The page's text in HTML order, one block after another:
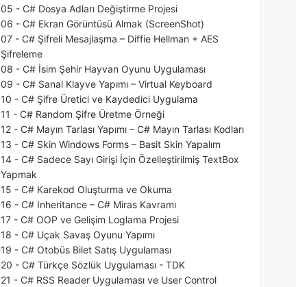
05 - C# Dosya Adları Değiştirme Projesi
06 - C# Ekran Görüntüsü Almak (ScreenShot)
07 - C# Şifreli Mesajlaşma – Diffie Hellman + AES
Şifreleme
08 - C# İsim Şehir Hayvan Oyunu Uygulaması
09 - C# Sanal Klayve Yapımı – Virtual Keyboard
10 - C# Şifre Üretici ve Kaydedici Uygulama
11 - C# Random Şifre Üretme Örneği
12 - C# Mayın Tarlası Yapımı – C# Mayın Tarlası Kodları
13 - C# Skin Windows Forms – Basit Skin Yapalım
14 - C# Sadece Sayı Girişi İçin Özelleştirilmiş TextBox
Yapmak
15 - C# Karekod Oluşturma ve Okuma
16 - C# Inheritance – C# Miras Kavramı
17 - C# OOP ve Gelişim Loglama Projesi
18 - C# Uçak Savaş Oyunu Yapımı
19 - C# Otobüs Bilet Satış Uygulaması
20 - C# Türkçe Sözlük Uygulaması - TDK
21 - C# RSS Reader Uygulaması ve User Control